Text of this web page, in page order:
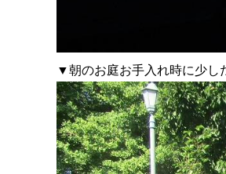
▼朝のお庭お手入れ時に少し